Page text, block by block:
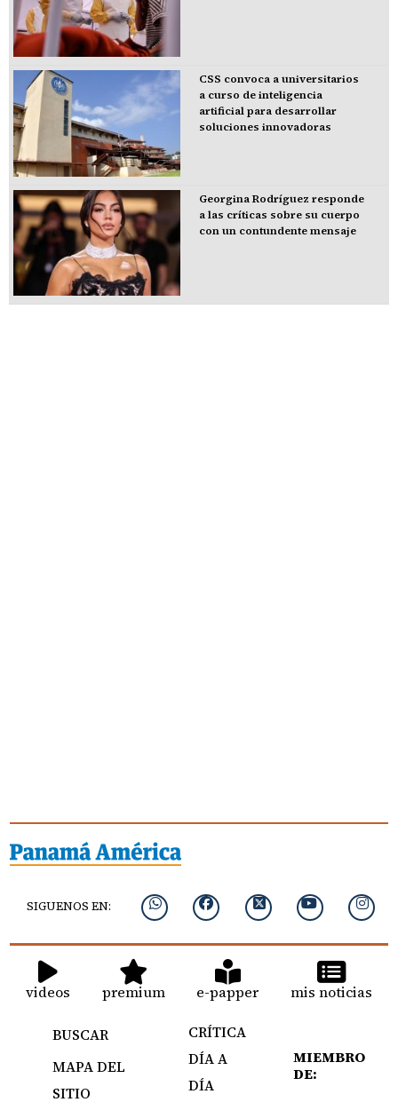
CSS convoca a universitarios
a curso de inteligencia
artificial para desarrollar
soluciones innovadoras
Georgina Rodríguez responde
a las críticas sobre su cuerpo
con un contundente mensaje
SIGUENOS EN:
videos premium e-papper mis noticias
BUSCAR
MAPA DEL
SITIO
CRÍTICA
DÍA A
DÍA
MIEMBRO
DE: